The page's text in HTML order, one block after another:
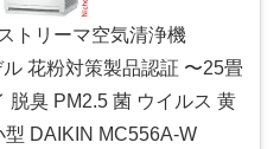
トリーマ空気清浄機
花粉対策製品認証 〜25畳
脱臭 PM2.5 菌 ウイルス 黄
DAIKIN MC556A-W